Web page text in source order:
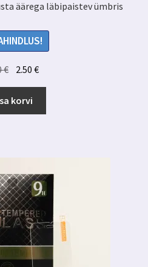
äärega läbipaistev ümbris
€ Algne
oli:
6.00 €.
2.50€Praegune
2.50 €.
korvi